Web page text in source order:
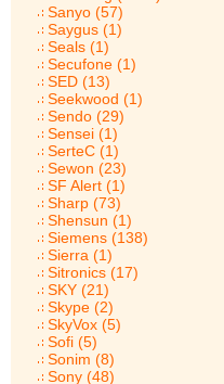
Sanyo (57)
Saygus (1)
Seals (1)
Secufone (1)
SED (13)
Seekwood (1)
Sendo (29)
Sensei (1)
SerteC (1)
Sewon (23)
SF Alert (1)
Sharp (73)
Shensun (1)
Siemens (138)
Sierra (1)
Sitronics (17)
SKY (21)
Skype (2)
SkyVox (5)
Sofi (5)
Sonim (8)
Sony (48)